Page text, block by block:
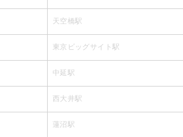
天空橋駅
東京ビッグサイト駅
中延駅
西大井駅
蓮沼駅